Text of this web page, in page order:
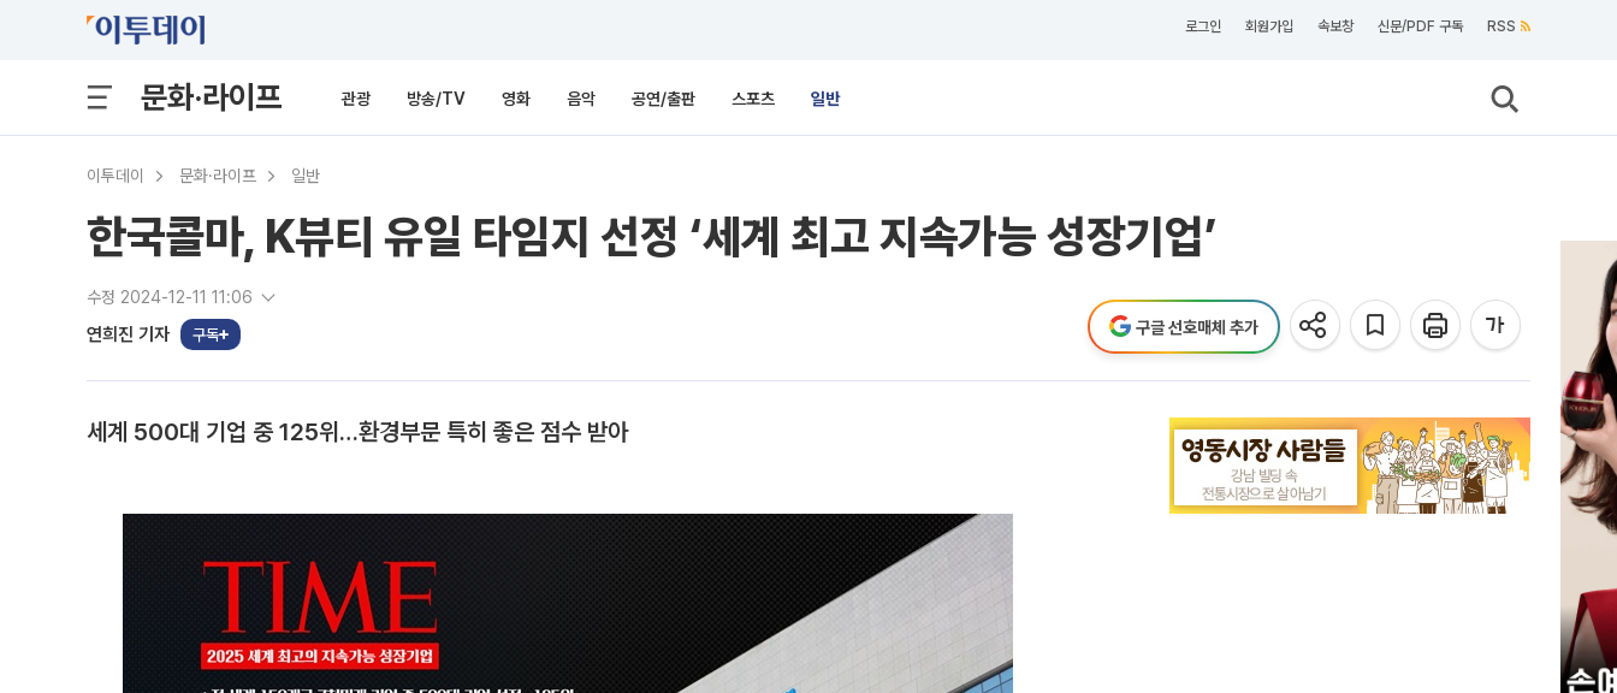
로그인 회원가입 속보창 신문/PDF 구독 RSS
문화·라이프 관광 방송/TV 영화 음악 공연/출판 스포츠 일반
이투데이 문화·라이프 일반
한국콜마, K뷰티 유일 타임지 선정 ‘세계 최고 지속가능 성장기업’
수정 2024-12-11 11:06
연희진 기자 구독 구글 선호매체 추가
세계 500대 기업 중 125위…환경부문 특히 좋은 점수 받아